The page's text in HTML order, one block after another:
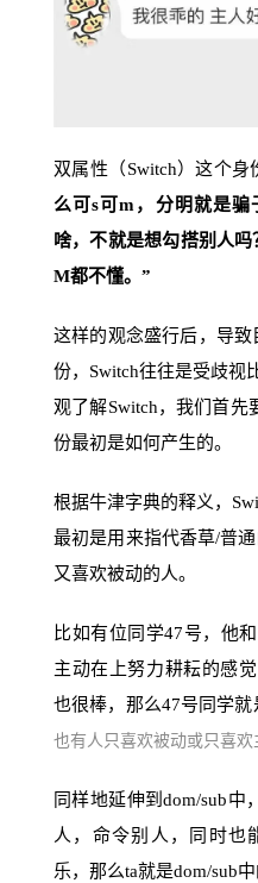
双属性（Switch）这个身
么可s可m，分明就是
啥，不就是想勾搭别人
M都不懂。”
这样的观念盛行后，导致
份，Switch往往是受歧视
观了解Switch，我们首先
份最初是如何产生的。
根据牛津字典的释义，
最初是用来指代香草/普通
又喜欢被动的人。
比如有位同学47号，他
主动在上努力耕耘的感
也很棒，那么47号同学就
也有人只喜欢被动或只喜欢
同样地延伸到dom/sub中
人，命令别人，同时也
乐，那么ta就是dom/sub中